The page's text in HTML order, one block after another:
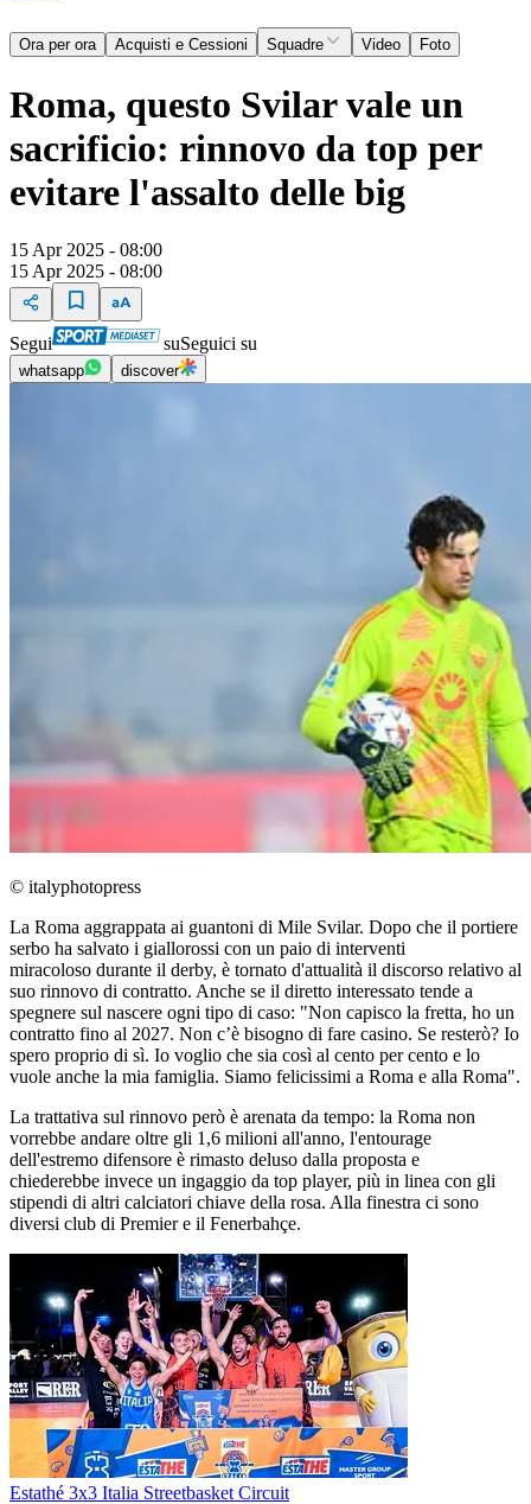
Ora per ora Acquisti e Cessioni Squadre Video Foto
Roma, questo Svilar vale un
sacrificio: rinnovo da top per
evitare l'assalto delle big
15 Apr 2025 - 08:00
15 Apr 2025 - 08:00
Segui suSeguici su
whatsapp discover
© italyphotopress
La Roma aggrappata ai guantoni di Mile Svilar. Dopo che il portiere
serbo ha salvato i giallorossi con un paio di interventi
miracoloso durante il derby, è tornato d'attualità il discorso relativo al
suo rinnovo di contratto. Anche se il diretto interessato tende a
spegnere sul nascere ogni tipo di caso: "Non capisco la fretta, ho un
contratto fino al 2027. Non c’è bisogno di fare casino. Se resterò? Io
spero proprio di sì. Io voglio che sia così al cento per cento e lo
vuole anche la mia famiglia. Siamo felicissimi a Roma e alla Roma".
La trattativa sul rinnovo però è arenata da tempo: la Roma non
vorrebbe andare oltre gli 1,6 milioni all'anno, l'entourage
dell'estremo difensore è rimasto deluso dalla proposta e
chiederebbe invece un ingaggio da top player, più in linea con gli
stipendi di altri calciatori chiave della rosa. Alla finestra ci sono
diversi club di Premier e il Fenerbahçe.
Estathé 3x3 Italia Streetbasket Circuit